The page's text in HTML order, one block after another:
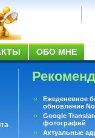
ОБО МНЕ
Ежеденевное
обновление
Google
фотографий
Актуальные